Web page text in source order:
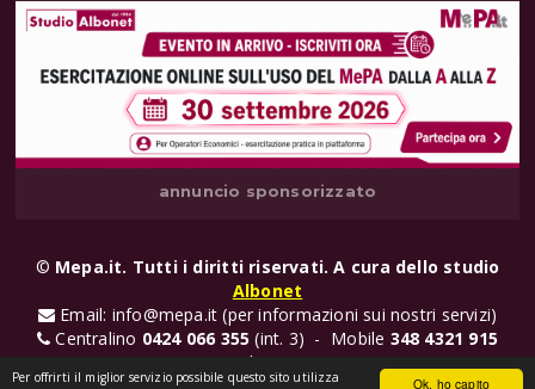
Ok, ho capito
Per offrirti il miglior servizio possibile questo sito utilizza
annuncio sponsorizzato
© Mepa.it. Tutti i diritti riservati. A cura dello studio
Albonet
Email: info@mepa.it (per informazioni sui nostri servizi)
Centralino 0424 066 355(int. 3) - Mobile 348 4321 915
(Valentina)